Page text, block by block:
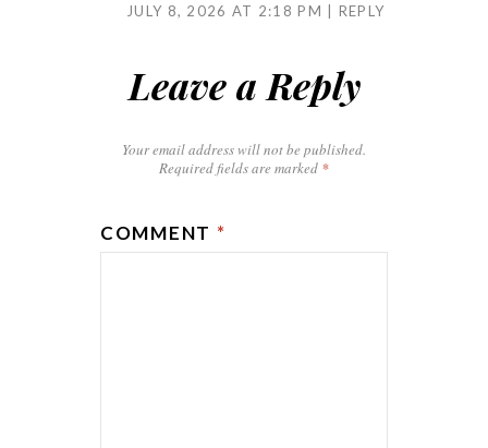
JULY 8, 2026 AT 2:18 PM REPLY
Leave a Reply
Your email address will not be published.
Required fields are marked *
COMMENT *